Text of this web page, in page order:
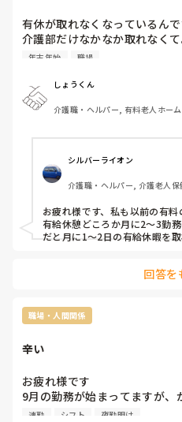
有休が取れなくなっているん
介護部だけなかなか取れなくて
人手足りないとか言ってたので
年から今年の夏にかけて14名
なさそう。
年末年始 職場
しょうくん
介護職・ヘルパー, 有料老人ホーム
シルバーライオン
介護職・ヘルパー, 介護老人保
お疲れ様です、私も以前の有
有給休憩どころか月に2〜3勤
だと月に1〜2日の有給休暇を
回答を
職場・人間関係
辛い
お疲れ様です
9月の勤務が始まってますが、
後半に職員が1人退職して新人
連勤 シフト 夜勤明け